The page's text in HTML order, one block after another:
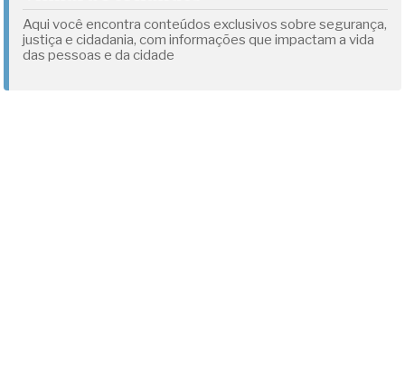
Aqui você encontra conteúdos exclusivos sobre segurança,
justiça e cidadania, com informações que impactam a vida
das pessoas e da cidade